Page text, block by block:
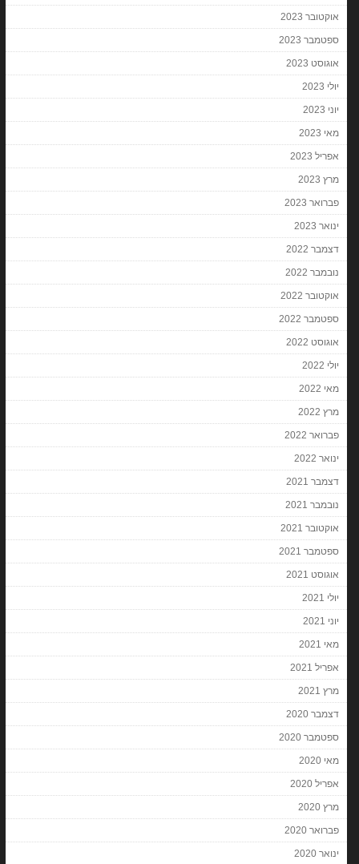
אוקטובר 2023
ספטמבר 2023
אוגוסט 2023
יולי 2023
יוני 2023
מאי 2023
אפריל 2023
מרץ 2023
פברואר 2023
ינואר 2023
דצמבר 2022
נובמבר 2022
אוקטובר 2022
ספטמבר 2022
אוגוסט 2022
יולי 2022
מאי 2022
מרץ 2022
פברואר 2022
ינואר 2022
דצמבר 2021
נובמבר 2021
אוקטובר 2021
ספטמבר 2021
אוגוסט 2021
יולי 2021
יוני 2021
מאי 2021
אפריל 2021
מרץ 2021
דצמבר 2020
ספטמבר 2020
מאי 2020
אפריל 2020
מרץ 2020
פברואר 2020
ינואר 2020